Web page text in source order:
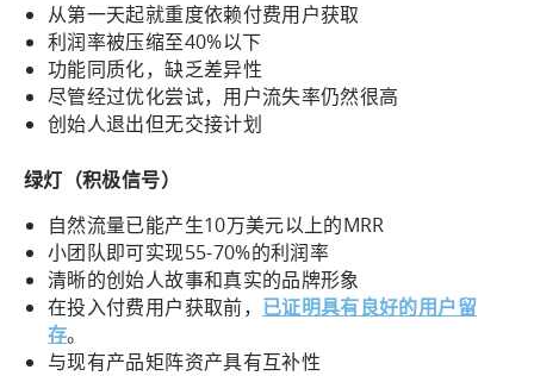
从第一天起就重度依赖付费用户获取
利润率被压缩至40%以下
功能同质化，缺乏差异性
尽管经过优化尝试，用户流失率仍然很高
创始人退出但无交接计划
绿灯（积极信号）
自然流量已能产生10万美元以上的MRR
小团队即可实现55-70%的利润率
清晰的创始人故事和真实的品牌形象
在投入付费用户获取前， 已证明具有良好的用户留
存。
与现有产品矩阵资产具有互补性